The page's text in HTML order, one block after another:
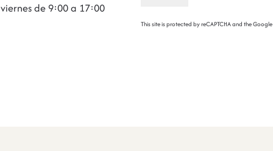
de 9:00 a 17:00
This site is protected by reCAPTCHA and the Google